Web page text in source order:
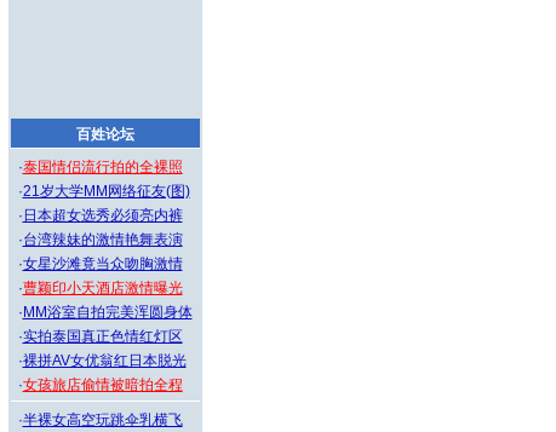
百姓论坛
·泰国情侣流行拍的全裸照
·21岁大学MM网络征友(图)
· 日本超女选秀必须亮内裤
·台湾辣妹的激情艳舞表演
·女星沙滩竟当众吻胸激情
·曹颖印小天酒店激情曝光
· MM浴室自拍完美浑圆身体
·实拍泰国真正色情红灯区
·裸拼AV女优翁红日本脱光
·女孩旅店偷情被暗拍全程
·半裸女高空玩跳伞乳横飞